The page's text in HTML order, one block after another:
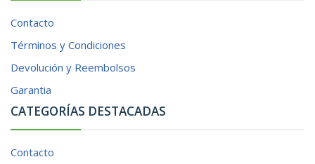
Contacto
Términos y Condiciones
Devolución y Reembolsos
Garantia
CATEGORÍAS DESTACADAS
Contacto